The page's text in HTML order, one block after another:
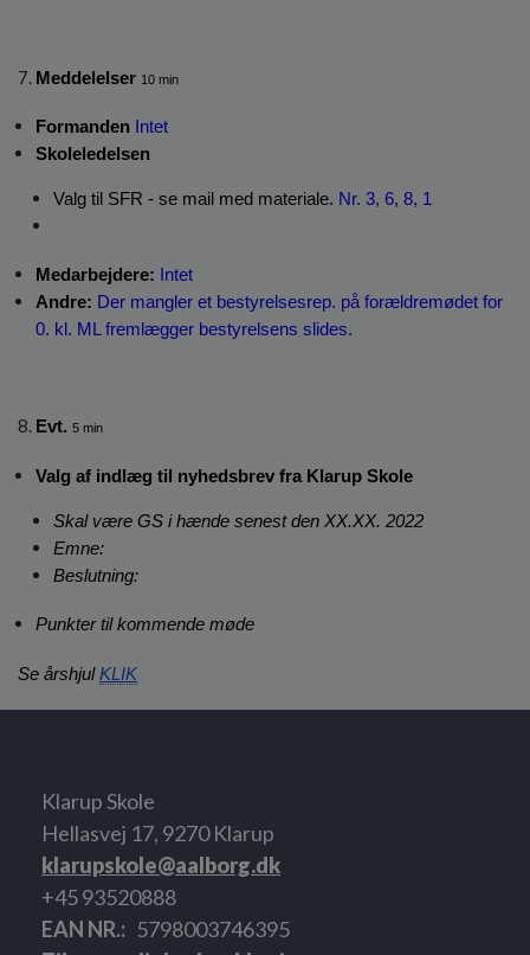
Meddelelser 10 min
Formanden Intet
Skoleledelsen
Valg til SFR - se mail med materiale. Nr. 3, 6, 8, 1
Medarbejdere: Intet
Andre: Der mangler et bestyrelsesrep. på forældremødet for
0. kl. ML fremlægger bestyrelsens slides.
Evt. 5 min
Valg af indlæg til nyhedsbrev fra Klarup Skole
Skal være GS i hænde senest den XX.XX. 2022
Emne:
Beslutning:
Punkter til kommende møde
Se årshjul KLIK
Klarup Skole
Hellasvej 17, 9270 Klarup
klarupskole@aalborg.dk
+45 93520888
EAN NR.
5798003746395